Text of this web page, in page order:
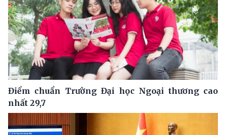
Điểm chuẩn Trường Đại học Ngoại thương cao
nhất 29,7